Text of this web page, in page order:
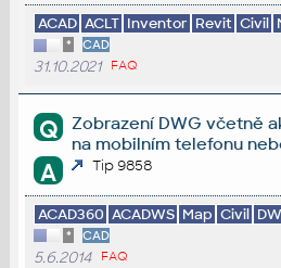
ACAD ACLT Inventor Revit Civil
* CAD
31.10.2021 FAQ
Q
Zobrazení DWG včetně
na mobilním telefonu
A Tip 9858
ACAD360 ACADWS Map Civil
* CAD
5.6.2014 FAQ